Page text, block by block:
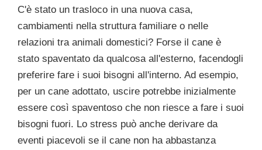
C'è stato un trasloco in una nuova casa,
cambiamenti nella struttura familiare o nelle
relazioni tra animali domestici? Forse il cane è
stato spaventato da qualcosa all'esterno, facendogli
preferire fare i suoi bisogni all'interno. Ad esempio,
per un cane adottato, uscire potrebbe inizialmente
essere così spaventoso che non riesce a fare i suoi
bisogni fuori. Lo stress può anche derivare da
eventi piacevoli se il cane non ha abbastanza